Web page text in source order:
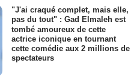
"J'ai craqué complet, mais elle,
pas du tout" : Gad Elmaleh est
tombé amoureux de cette
actrice iconique en tournant
cette comédie aux 2 millions de
spectateurs